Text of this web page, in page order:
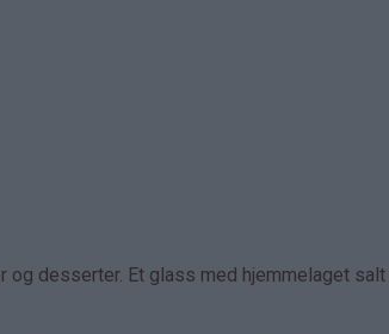
desserter. Et glass med hjemmelaget